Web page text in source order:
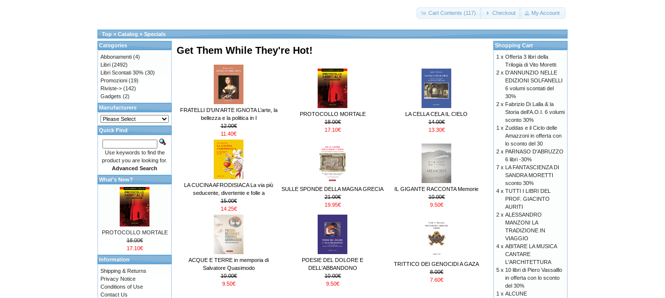
Cart Contents (117) Checkout My Account
Top » Catalog » Specials
Get Them While They're Hot!
FRATELLI D'UN'ARTE IGNOTA L’arte, la
bellezza e la politica in I
12.00€
11.40€
PROTOCOLLO MORTALE
18.00€
17.10€
LA CELLA CELA IL CIELO
14.00€
13.30€
LA CUCINA AFRODISIACA La via più
seducente, divertente e folle a
15.00€
14.25€
SULLE SPONDE DELLA MAGNA GRECIA
21.00€
19.95€
IL GIGANTE RACCONTA Memorie
10.00€
9.50€
ACQUE E TERRE in memporia di
Salvatore Quasimodo
10.00€
9.50€
POESIE DEL DOLORE E
DELL'ABBANDONO
10.00€
9.50€
TRITTICO DEI GENOCIDI A GAZA
8.00€
7.60€
Categories
Abbonamenti (4)
Libri (2492)
Libri Scontati 30% (30)
Promozioni (19)
Riviste-> (142)
Gadgets (2)
Manufacturers
Quick Find
Use keywords to find the
product you are looking for.
Advanced Search
What's New?
PROTOCOLLO MORTALE
18.00€
17.10€
Information
Shipping & Returns
Privacy Notice
Conditions of Use
Contact Us
Shopping Cart
1 x Offerta 3 libri della
Trilogia di Vito Moretti
2 x D'ANNUNZIO NELLE
EDIZIONI SOLFANELLI
6 volumi scontati del
30%
2 x Fabrizio Di Lalla & la
Storia dell’A.O.I. 6 volumi
sconto 30%
1 x Zuddas e il Ciclo delle
Amazzoni in offerta con
lo sconto del 30
2 x PARNASO D'ABRUZZO
6 libri -30%
7 x LA FANTASCIENZA DI
SANDRA MORETTI
sconto 30%
4 x TUTTI I LIBRI DEL
PROF. GIACINTO
AURITI
2 x ALESSANDRO
MANZONI LA
TRADIZIONE IN
VIAGGIO
4 x ABITARE LA MUSICA
CANTARE
L'ARCHITETTURA
5 x 10 libri di Piero Vassalllo
in offerta con lo sconto
del 30%
1 x ALCUNE